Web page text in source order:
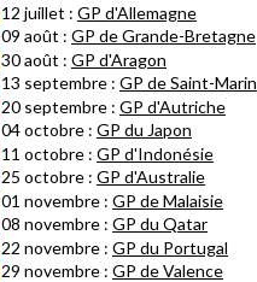
12 juillet : GP d'Allemagne
09 août : GP de Grande-Bretagne
30 août : GP d'Aragon
13 septembre : GP de Saint-Marin
20 septembre : GP d'Autriche
04 octobre : GP du Japon
11 octobre : GP d'Indonésie
25 octobre : GP d'Australie
01 novembre : GP de Malaisie
08 novembre : GP du Qatar
22 novembre : GP du Portugal
29 novembre : GP de Valence